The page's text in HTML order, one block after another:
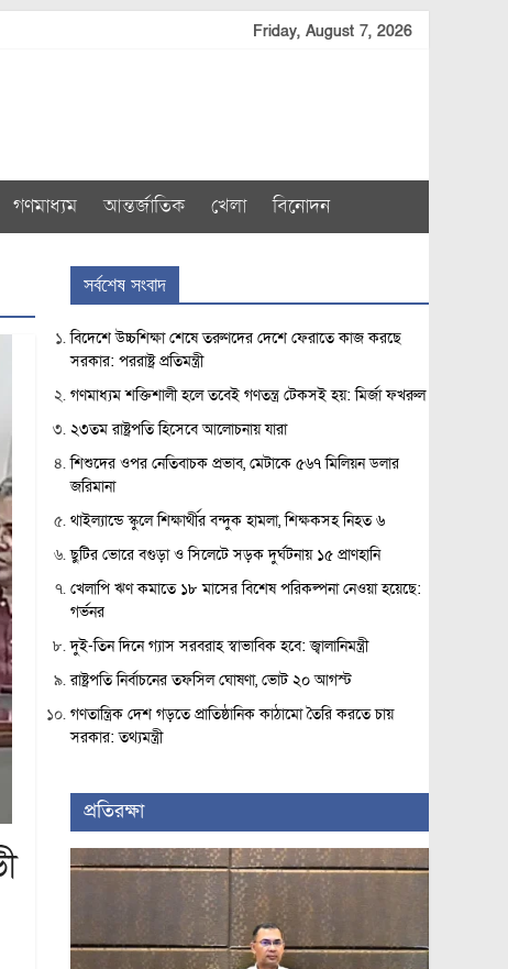
Friday, August 7, 2026
গণমাধ্যম আন্তর্জাতিক খেলা বিনোদন
সর্বশেষ সংবাদ
বিদেশে উচ্চশিক্ষা শেষে তরুণদের দেশে ফেরাতে কাজ করছে
সরকার: পররাষ্ট্র প্রতিমন্ত্রী
গণমাধ্যম শক্তিশালী হলে তবেই গণতন্ত্র টেকসই হয়: মির্জা ফখরুল
২৩তম রাষ্ট্রপতি হিসেবে আলোচনায় যারা
শিশুদের ওপর নেতিবাচক প্রভাব, মেটাকে ৫৬৭ মিলিয়ন ডলার
জরিমানা
থাইল্যান্ডে স্কুলে শিক্ষার্থীর বন্দুক হামলা, শিক্ষকসহ নিহত ৬
ছুটির ভোরে বগুড়া ও সিলেটে সড়ক দুর্ঘটনায় ১৫ প্রাণহানি
খেলাপি ঋণ কমাতে ১৮ মাসের বিশেষ পরিকল্পনা নেওয়া হয়েছে:
গর্ভনর
দুই-তিন দিনে গ্যাস সরবরাহ স্বাভাবিক হবে: জ্বালানিমন্ত্রী
রাষ্ট্রপতি নির্বাচনের তফসিল ঘোষণা, ভোট ২০ আগস্ট
গণতান্ত্রিক দেশ গড়তে প্রাতিষ্ঠানিক কাঠামো তৈরি করতে চায়
সরকার: তথ্যমন্ত্রী
প্রতিরক্ষা